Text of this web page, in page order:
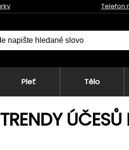
Telefon
Pleť Tělo